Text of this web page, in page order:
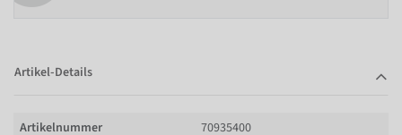
Artikel-Details
Artikelnummer
70935400